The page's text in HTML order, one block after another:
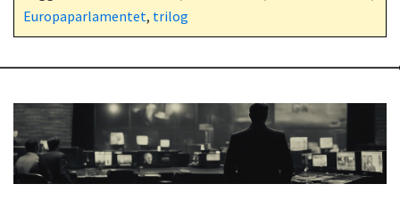
Europaparlamentet, trilog